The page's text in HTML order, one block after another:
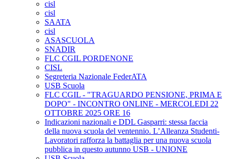
cisl
cisl
SAATA
cisl
ASASCUOLA
SNADIR
FLC CGIL PORDENONE
CISL
Segreteria Nazionale FederATA
USB Scuola
FLC CGIL - "TRAGUARDO PENSIONE, PRIMA E
DOPO" - INCONTRO ONLINE - MERCOLEDI 22
OTTOBRE 2025 ORE 16
Indicazioni nazionali e DDL Gasparri: stessa faccia
della nuova scuola del ventennio. L’Alleanza Studenti-
Lavoratori rafforza la battaglia per una nuova scuola
pubblica in questo autunno USB - UNIONE